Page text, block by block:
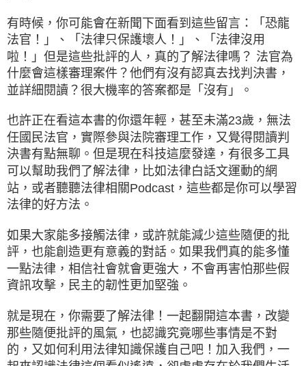
有時候，你可能會在新聞下面看到這些留言：「恐龍
法官！」、「法律只保護壞人！」、「法律沒用
啦！」但是這些批評的人，真的了解法律嗎？ 法官為
什麼會這樣審理案件？他們有沒有認真去找判決書，
並詳細閱讀？很大機率的答案都是「沒有」。
也許正在看這本書的你還年輕，甚至未滿23歲，無法
任國民法官，實際參與法院審理工作，又覺得閱讀判
決書有點無聊。但是現在科技這麼發達，有很多工具
可以幫助我們了解法律，比如法律白話文運動的網
站，或者聽聽法律相關Podcast，這些都是你可以學習
法律的好方法。
如果大家能多接觸法律，或許就能減少這些隨便的批
評，也能創造更有意義的對話。如果我們真的能多懂
一點法律，相信社會就會更強大，不會再害怕那些假
資訊攻擊，民主的韌性更加堅強。
就是現在，你需要了解法律！一起翻開這本書，改變
那些隨便批評的風氣，也認識究竟哪些事情是不對
的，又如何利用法律知識保護自己吧！加入我們，一